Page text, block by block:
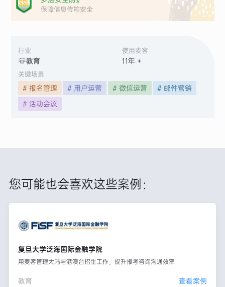
行业
教育
使用麦客
11年 +
关键场景
# 报名管理 # 用户运营 # 微信运营
# 邮件营销
# 活动会议
保障信息传输安全
您可能也会喜欢这些案例：
复旦大学泛海国际金融学院
用麦客管理大陆与港澳台招生工作，提升报考咨询沟通效率
教育 查看案例